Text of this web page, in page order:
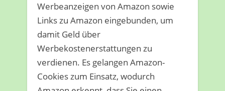
Werbeanzeigen von Amazon sowie
Links zu Amazon eingebunden, um
damit Geld über
Werbekostenerstattungen zu
verdienen. Es gelangen Amazon-
Cookies zum Einsatz, wodurch